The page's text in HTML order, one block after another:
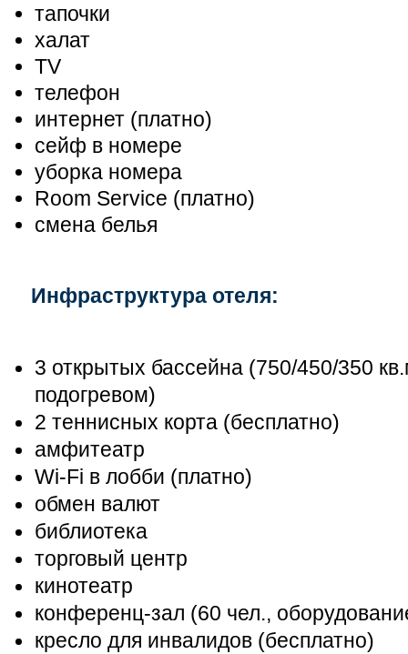
тапочки
халат
TV
телефон
интернет (платно)
сейф в номере
уборка номера
Room Service (платно)
смена белья
Инфраструктура отеля:
3 открытых бассейна (750/450/350
подогревом)
2 теннисных корта (бесплатно)
амфитеатр
Wi-Fi в лобби (платно)
обмен валют
библиотека
торговый центр
кинотеатр
конференц-зал (60 чел.,
кресло для инвалидов (бесплатно)